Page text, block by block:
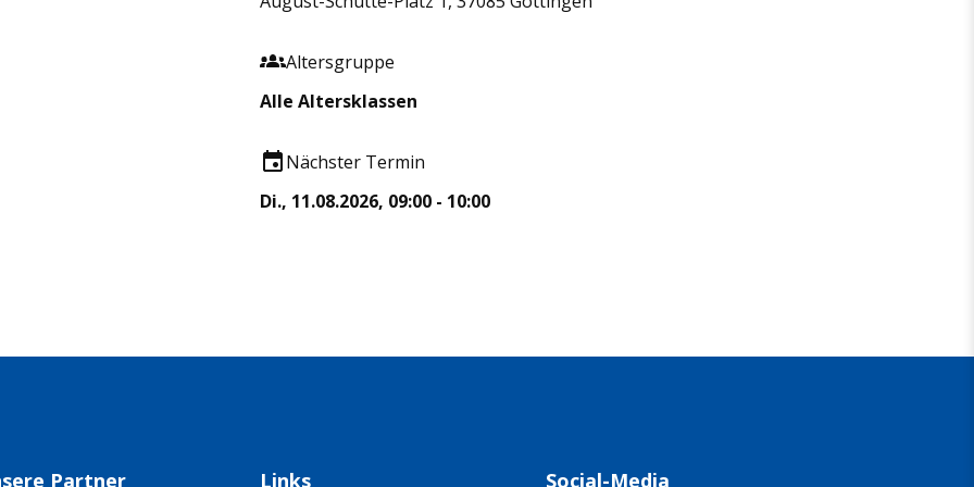
Altersgruppe
Alle Altersklassen
Nächster Termin
Di., 11.08.2026, 09:00 - 10:00
Partner Links Social-Media